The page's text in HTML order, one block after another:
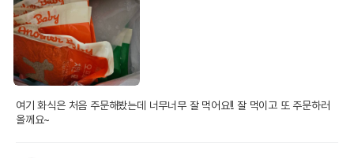
여기 화식은 처음 주문해봤는데 너무너무 잘 먹어요!! 잘 먹이고 또 주문하러
올께요~